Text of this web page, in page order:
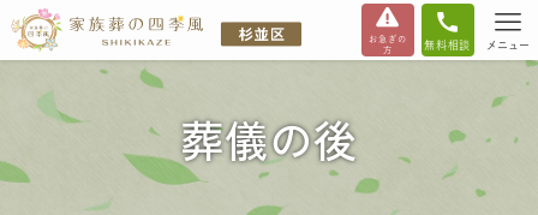
お急ぎの
方
無料相談 メニュー
葬儀の後